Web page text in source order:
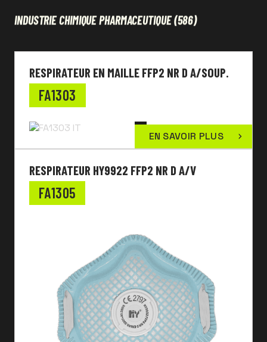
INDUSTRIE CHIMIQUE PHARMACEUTIQUE(586)
RESPIRATEUR EN MAILLE FFP2 NR D A/SOUP.
FA1303
EN SAVOIR PLUS
RESPIRATEUR HY9922 FFP2 NR D A/V
FA1305